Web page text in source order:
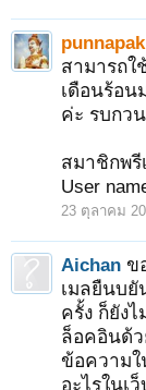
punnapak
สามารถใ
เดือนร้อน
ค่ะ รบกว
สมาชิกพรี
User
23 ตุลาคม
Aichan ข
เมลยืนบยั
ครั้ง ก็ยัง
ล็อคอินด้ว
ข้อความ
อะไรในเ